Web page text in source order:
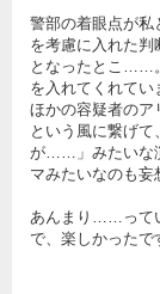
警部の着眼点が私
を考慮に入れた判
となったとこ……
を入れてくれて
ほかの容疑者のア
という風に繋げ
が……」みたいな
マみたいなのも妄
あんまり……って
で、楽しかったで